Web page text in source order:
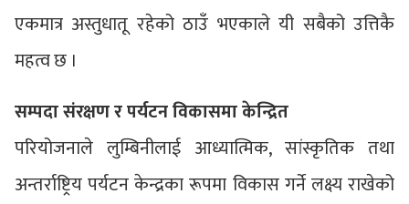
एकमात्र अस्तुधातू रहेको ठाउँ भएकाले यी सबैको उत्तिकै
महत्व छ ।
सम्पदा संरक्षण र पर्यटन विकासमा केन्द्रित
परियोजनाले लुम्बिनीलाई आध्यात्मिक, सांस्कृतिक तथा
अन्तर्राष्ट्रिय पर्यटन केन्द्रका रूपमा विकास गर्ने लक्ष्य राखेको